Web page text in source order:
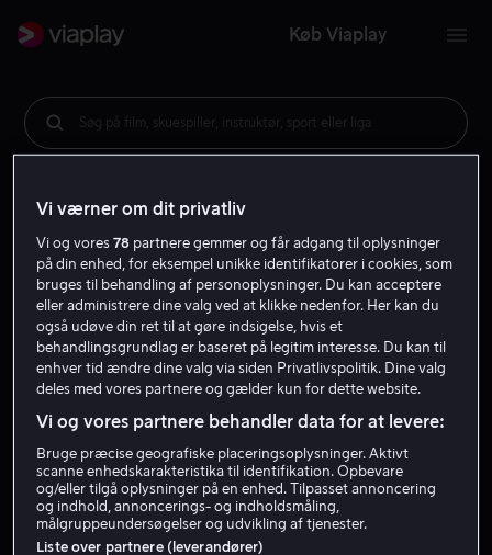
Køb Viaplay
Søg på film, skuespiller, instruktør, sport eller liga
Vi værner om dit privatliv
Vi og vores78 partnere gemmer og får adgang til oplysninger
på din enhed, for eksempel unikke identifikatorer i cookies, som
bruges til behandling af personoplysninger. Du kan acceptere
eller administrere dine valg ved at klikke nedenfor. Her kan du
også udøve din ret til at gøre indsigelse, hvis et
behandlingsgrundlag er baseret på legitim interesse. Du kan til
enhver tid ændre dine valg via siden Privatlivspolitik. Dine valg
deles med vores partnere og gælder kun for dette website.
Vi og vores partnere behandler data for at levere:
Bruge præcise geografiske placeringsoplysninger. Aktivt
scanne enhedskarakteristika til identifikation. Opbevare
og/eller tilgå oplysninger på en enhed. Tilpasset annoncering
og indhold, annoncerings- og indholdsmåling,
målgruppeundersøgelser og udvikling af tjenester.
Liste over partnere (leverandører)